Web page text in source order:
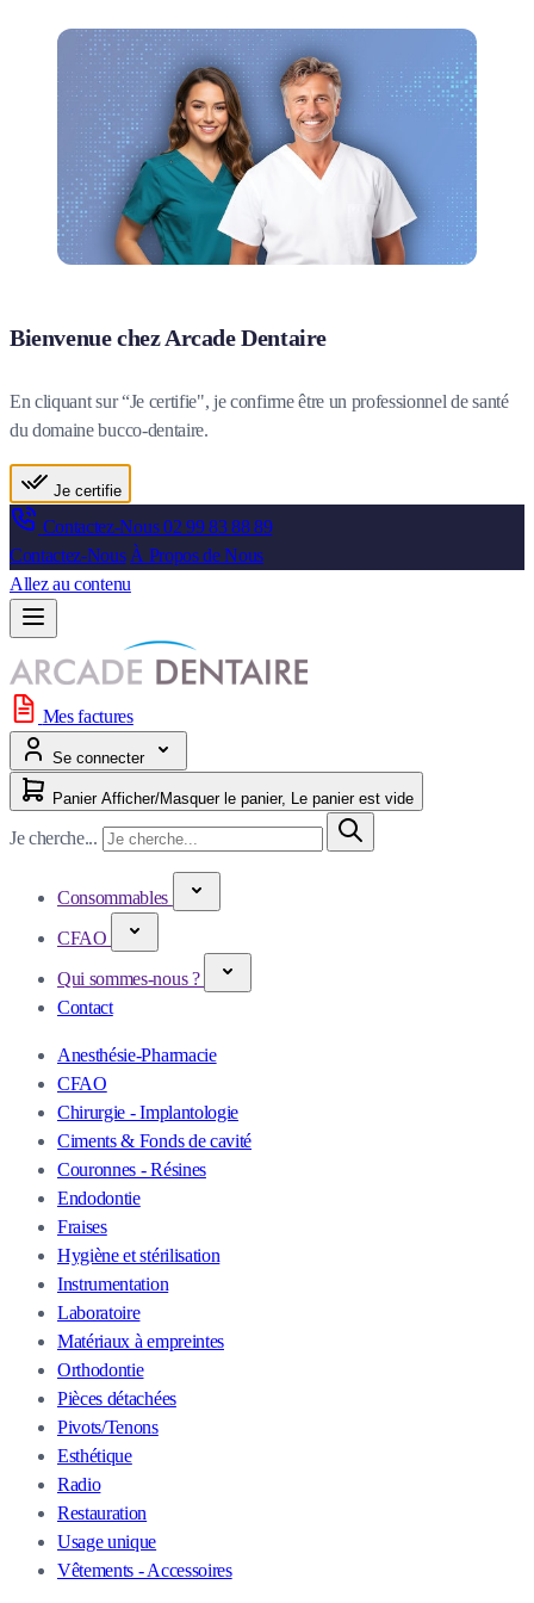
Bienvenue chez Arcade Dentaire
En cliquant sur “Je certifie", je confirme être un professionnel de santé
du domaine bucco-dentaire.
Je certifie
Contactez-Nous02 99 83 88 89
Contactez-Nous À Propos de Nous
Allez au contenu
Mes factures
Se connecter
Panier Afficher/Masquer le panier, Le panier est vide
Je cherche...
Consommables
CFAO
Qui sommes-nous ?
Contact
Anesthésie-Pharmacie
CFAO
Chirurgie - Implantologie
Ciments & Fonds de cavité
Couronnes - Résines
Endodontie
Fraises
Hygiène et stérilisation
Instrumentation
Laboratoire
Matériaux à empreintes
Orthodontie
Pièces détachées
Pivots/Tenons
Esthétique
Radio
Restauration
Usage unique
Vêtements - Accessoires